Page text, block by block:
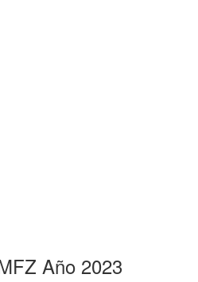
Año 2023